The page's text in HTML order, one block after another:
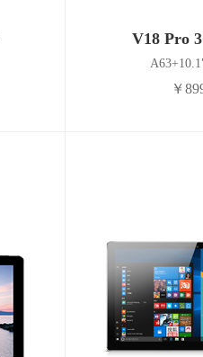
V18 Pro
￥